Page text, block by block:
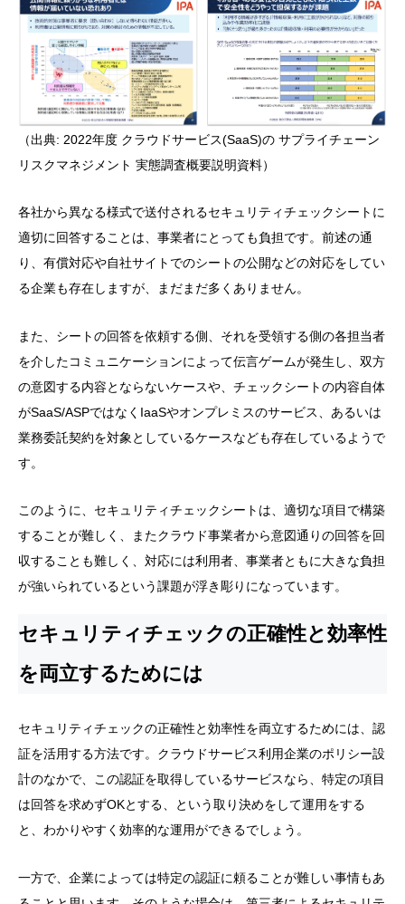
（出典: 2022年度 クラウドサービス(SaaS)の サプライチェーン
リスクマネジメント 実態調査概要説明資料）
各社から異なる様式で送付されるセキュリティチェックシートに
適切に回答することは、事業者にとっても負担です。前述の通
り、有償対応や自社サイトでのシートの公開などの対応をしてい
る企業も存在しますが、まだまだ多くありません。
また、シートの回答を依頼する側、それを受領する側の各担当者
を介したコミュニケーションによって伝言ゲームが発生し、双方
の意図する内容とならないケースや、チェックシートの内容自体
がSaaS/ASPではなくIaaSやオンプレミスのサービス、あるいは
業務委託契約を対象としているケースなども存在しているようで
す。
このように、セキュリティチェックシートは、適切な項目で構築
することが難しく、またクラウド事業者から意図通りの回答を回
収することも難しく、対応には利用者、事業者ともに大きな負担
が強いられているという課題が浮き彫りになっています。
セキュリティチェックの正確性と効率性
を両立するためには
セキュリティチェックの正確性と効率性を両立するためには、認
証を活用する方法です。クラウドサービス利用企業のポリシー設
計のなかで、この認証を取得しているサービスなら、特定の項目
は回答を求めずOKとする、という取り決めをして運用をする
と、わかりやすく効率的な運用ができるでしょう。
一方で、企業によっては特定の認証に頼ることが難しい事情もあ